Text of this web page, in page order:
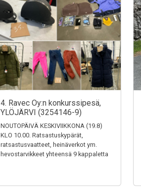
4. Ravec Oy:n konkurssipesä,
YLÖJÄRVI (3254146-9)
NOUTOPÄIVÄ KESKIVIIKKONA (19.8)
KLO 10.00. Ratsastuskypärät,
ratsastusvaatteet, heinäverkot ym.
hevostarvikkeet yhteensä 9 kappaletta